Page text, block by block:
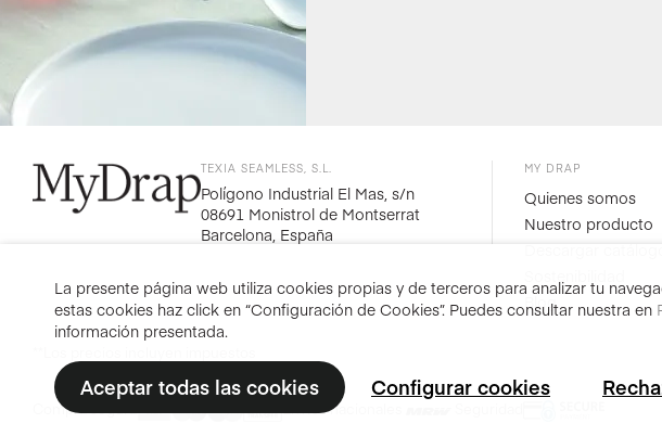
TEXIA SEAMLESS, S.L.
Polígono Industrial El Mas, s/n
08691 Monistrol de Montserrat
Barcelona, España
MY DRAP
Quienes somos
Nuestro producto
Blog
Compra segura Envíos nacionales
La presente página web utiliza cookies propias y de terceros para analizar tu
estas cookies haz click en “Configuración de Cookies”. Puedes consultar nuestra en
información presentada.
Aceptar todas las cookies Configurar cookies